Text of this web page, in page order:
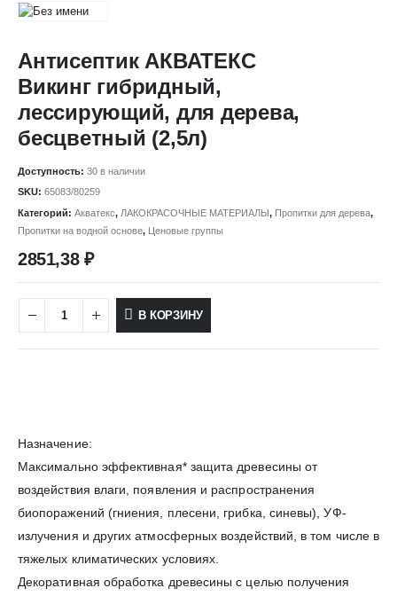
Антисептик АКВАТЕКС
Викинг гибридный,
лессирующий, для дерева,
бесцветный (2,5л)
Доступность: 30 в наличии
SKU: 65083/80259
Категорий: Акватекс, ЛАКОКРАСОЧНЫЕ МАТЕРИАЛЫ, Пропитки для дерева,
Пропитки на водной основе, Ценовые группы
2851,38 ₽
В КОРЗИНУ
Назначение:
Максимально эффективная* защита древесины от
воздействия влаги, появления и распространения
биопоражений (гниения, плесени, грибка, синевы), УФ-
излучения и других атмосферных воздействий, в том числе в
тяжелых климатических условиях.
Декоративная обработка древесины с целью получения